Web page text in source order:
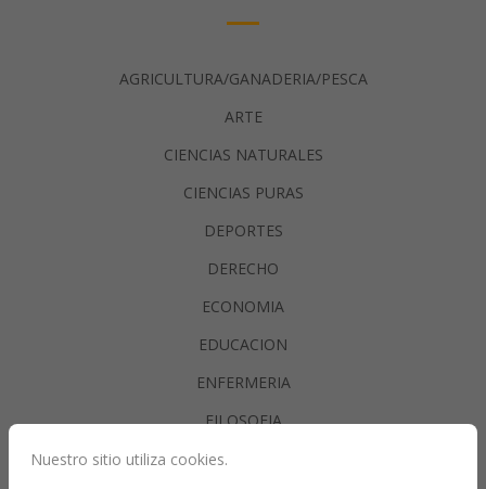
AGRICULTURA/GANADERIA/PESCA
ARTE
CIENCIAS NATURALES
CIENCIAS PURAS
DEPORTES
DERECHO
ECONOMIA
EDUCACION
ENFERMERIA
FILOSOFIA
Nuestro sitio utiliza cookies.